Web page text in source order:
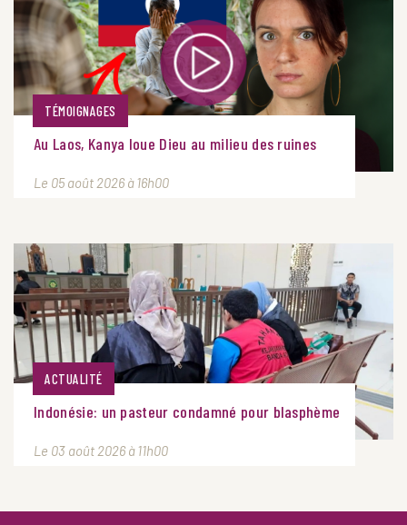
TÉMOIGNAGES
Au Laos, Kanya loue Dieu au milieu des ruines
Le 05 août 2026 à 16h00
ACTUALITÉ
Indonésie: un pasteur condamné pour blasphème
Le 03 août 2026 à 11h00